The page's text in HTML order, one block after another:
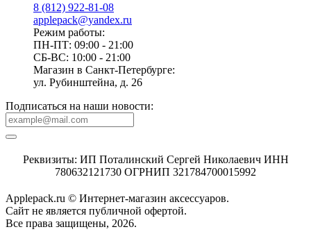
8 (812) 922-81-08
applepack@yandex.ru
Режим работы:
ПН-ПТ: 09:00 - 21:00
СБ-ВС: 10:00 - 21:00
Магазин в Санкт-Петербурге:
ул. Рубинштейна, д. 26
Подписаться на наши новости:
Реквизиты: ИП Поталинский Сергей Николаевич ИНН
780632121730 ОГРНИП 321784700015992
Applepack.ru © Интернет-магазин аксессуаров.
Cайт не является публичной офертой.
Все права защищены, 2026.